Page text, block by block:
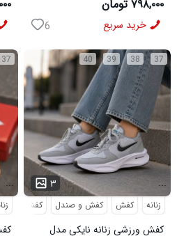
۷۹۸,۰۰۰ تومان
خرید سریع 6
37
...
37
38
39
40
۳ ...
زنانه کفش کفش و صندل کفش ورزشی
کفش ورزشی زنانه نایکی مدل